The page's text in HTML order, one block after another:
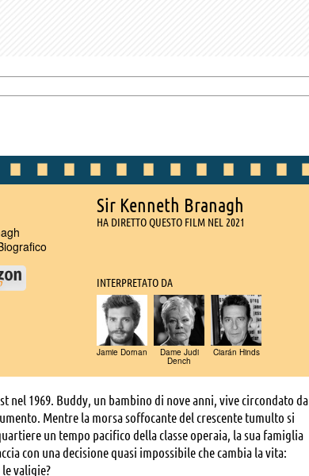
Sir Kenneth Branagh
HA DIRETTO QUESTO FILM NEL 2021
INTERPRETATO DA
Jamie Dornan Dame Judi
Dench
Ciarán Hinds
nel 1969. Buddy, un bambino di nove anni, vive circondato da
Mentre la morsa soffocante del crescente tumulto si
un tempo pacifico della classe operaia, la sua famiglia
con una decisione quasi impossibile che cambia la vita:
valigie?